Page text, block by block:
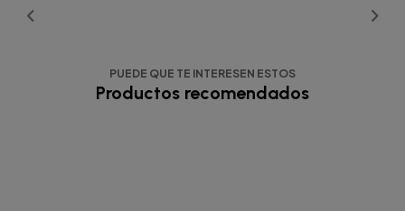
PUEDE QUE TE INTERESEN ESTOS
Productos recomendados